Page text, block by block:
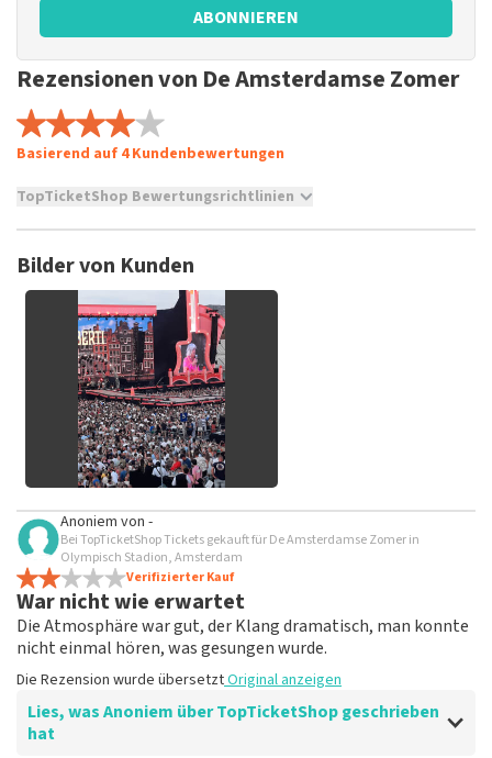
ABONNIEREN
Rezensionen von De Amsterdamse Zomer
Basierend auf 4 Kundenbewertungen
TopTicketShop Bewertungsrichtlinien
Es ist nicht möglich, eine Bewertung abzugeben, wenn du
beleidigender Sprache und/oder falschen Angaben werden
nicht veröffentlicht. Es kann einige Wochen dauern, bis eine
Bewertung veröffentlicht wird.
Bilder von Kunden
anzeigen
Anoniem von -
Bei TopTicketShop Tickets gekauft für De Amsterdamse Zomer in
Olympisch Stadion, Amsterdam
Verifizierter Kauf
War nicht wie erwartet
Die Atmosphäre war gut, der Klang dramatisch, man konnte
nicht einmal hören, was gesungen wurde.
Die Rezension wurde übersetztOriginal anzeigen
Lies, was Anoniem über TopTicketShop geschrieben
hat